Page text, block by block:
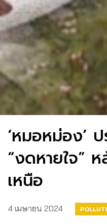
‘หมอหม่อง’
“งดหายใจ”
เหนือ
4 เมษายน 2024